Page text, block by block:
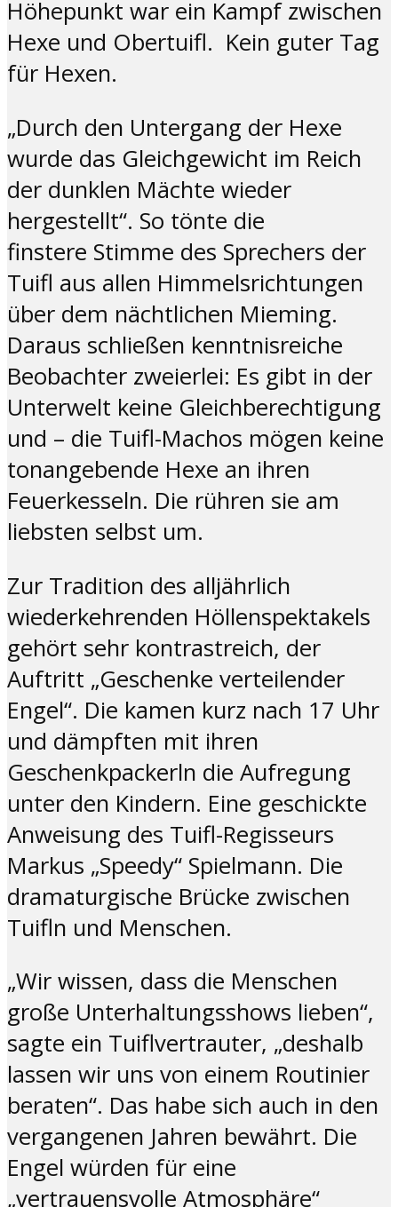
Höhepunkt war ein Kampf zwischen
Hexe und Obertuifl. Kein guter Tag
für Hexen.
„Durch den Untergang der Hexe
wurde das Gleichgewicht im Reich
der dunklen Mächte wieder
hergestellt“. So tönte die
finstere Stimme des Sprechers der
Tuifl aus allen Himmelsrichtungen
über dem nächtlichen Mieming.
Daraus schließen kenntnisreiche
Beobachter zweierlei: Es gibt in der
Unterwelt keine Gleichberechtigung
und – die Tuifl-Machos mögen keine
tonangebende Hexe an ihren
Feuerkesseln. Die rühren sie am
liebsten selbst um.
Zur Tradition des alljährlich
wiederkehrenden Höllenspektakels
gehört sehr kontrastreich, der
Auftritt „Geschenke verteilender
Engel“. Die kamen kurz nach 17 Uhr
und dämpften mit ihren
Geschenkpackerln die Aufregung
unter den Kindern. Eine geschickte
Anweisung des Tuifl-Regisseurs
Markus „Speedy“ Spielmann. Die
dramaturgische Brücke zwischen
Tuifln und Menschen.
„Wir wissen, dass die Menschen
große Unterhaltungsshows lieben“,
sagte ein Tuiflvertrauter, „deshalb
lassen wir uns von einem Routinier
beraten“. Das habe sich auch in den
vergangenen Jahren bewährt. Die
Engel würden für eine
„vertrauensvolle Atmosphäre“